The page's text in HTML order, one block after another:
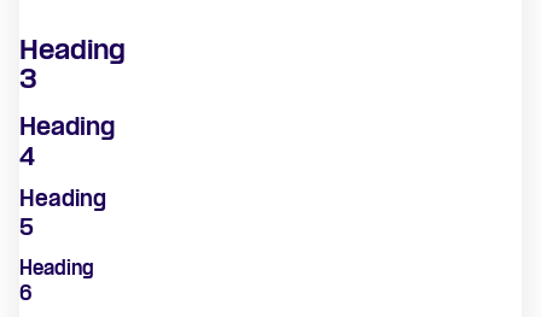
Heading
3
Heading
4
Heading
5
Heading
6